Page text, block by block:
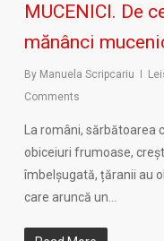
MUCENICI. De
mănânci
By Manuela Scripcariu
Comments
La români,
obiceiuri frumoase,
îmbelșugată, țăranii au
care aruncă un…